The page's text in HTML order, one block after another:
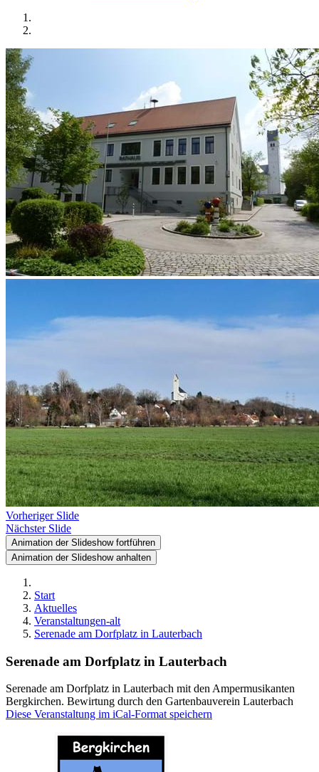
Vorheriger Slide
Nächster Slide
Animation der Slideshow fortführen
Animation der Slideshow anhalten
Start
Aktuelles
Veranstaltungen-alt
Serenade am Dorfplatz in Lauterbach
Serenade am Dorfplatz in Lauterbach
Serenade am Dorfplatz in Lauterbach mit den Ampermusikanten
Bergkirchen. Bewirtung durch den Gartenbauverein Lauterbach
Diese Veranstaltung im iCal-Format speichern